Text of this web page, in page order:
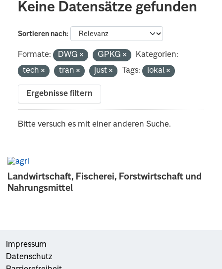
Landwirtschaft, Fischerei, Forstwirtschaft und
Nahrungsmittel
Keine Datensätze gefunden
Sortieren nach
Formate: DWG GPKG
Kategorien:
tech
tran just Tags: lokal
Ergebnisse filtern
Bitte versuch es mit einer anderen Suche.
Impressum
Datenschutz